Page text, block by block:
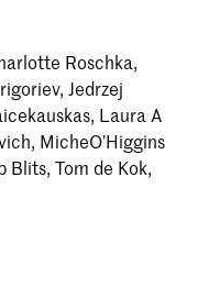
Roschka,
Jedrzej
Laura A
MicheO’Higgins
Blits, Tom de Kok,